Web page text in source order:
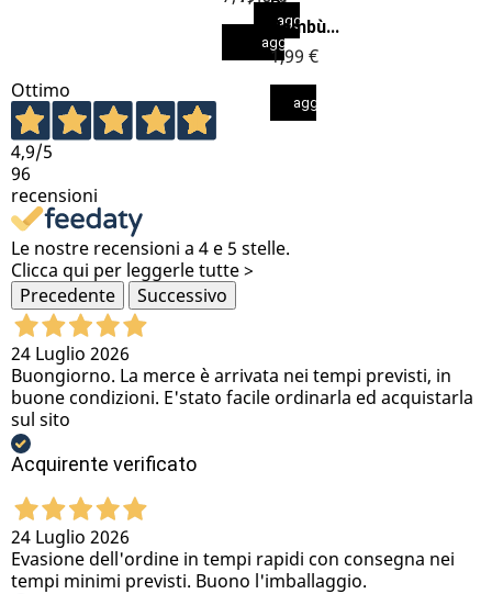
aggiungi al carrello
aggiungi al carrello
aggiungi al carrello
Di
Bambù...
1,99 €
aggiungi al carrello
Ottimo
4,9/5
96
recensioni
Le nostre recensioni a 4 e 5 stelle.
Clicca qui per leggerle tutte >
Precedente
Successivo
24 Luglio 2026
Buongiorno. La merce è arrivata nei tempi previsti, in
buone condizioni. E'stato facile ordinarla ed acquistarla
sul sito
Acquirente verificato
24 Luglio 2026
Evasione dell'ordine in tempi rapidi con consegna nei
tempi minimi previsti. Buono l'imballaggio.